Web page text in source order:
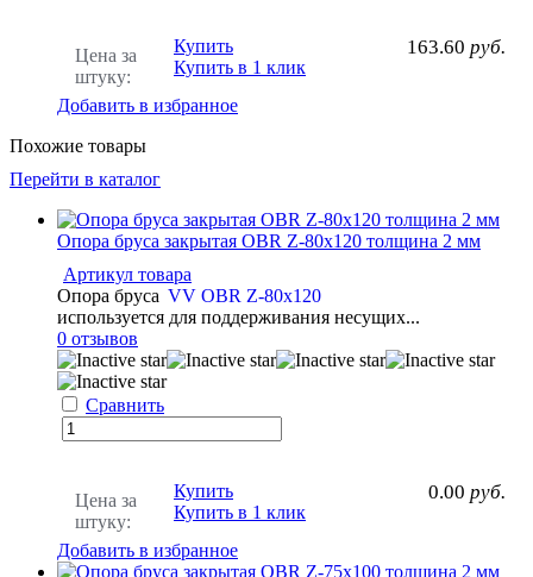
Цена за
штуку:
163.60 руб.
Купить
Купить в 1 клик
Добавить в избранное
Похожие товары
Перейти в каталог
Опора бруса закрытая OBR Z-80x120 толщина 2 мм
Артикул товара
VV OBR Z-80x120
Опора бруса
используется для поддерживания несущих...
0 отзывов
Сравнить
Цена за
штуку:
0.00 руб.
Купить
Купить в 1 клик
Добавить в избранное